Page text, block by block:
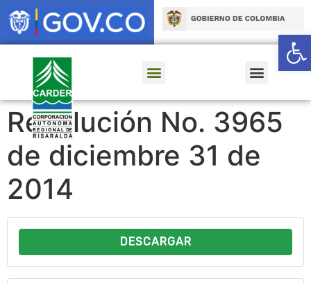
Resolución No. 3965
de diciembre 31 de
2014
DESCARGAR